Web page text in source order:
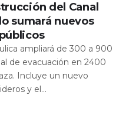
del Canal
sumará nuevos
ampliará de 300 a 900
de evacuación en 2400
Incluye un nuevo
y el...